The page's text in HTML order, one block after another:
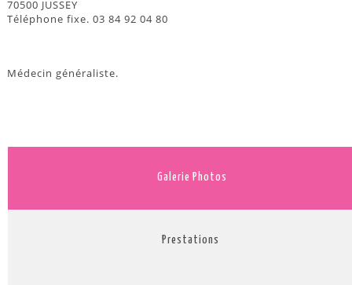
70500 JUSSEY
Téléphone fixe. 03 84 92 04 80
Médecin généraliste.
Galerie Photos
Prestations